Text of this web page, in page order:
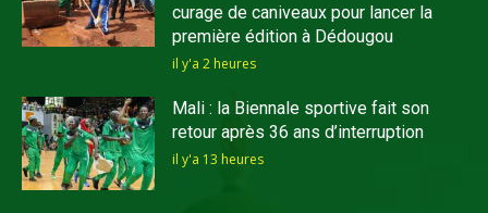
curage de caniveaux pour lancer la
première édition à Dédougou
il y'a 2 heures
Mali : la Biennale sportive fait son
retour après 36 ans d’interruption
il y'a 13 heures